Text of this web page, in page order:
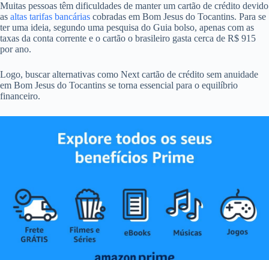
Muitas pessoas têm dificuldades de manter um cartão de crédito devido
as altas tarifas bancárias cobradas em Bom Jesus do Tocantins. Para se
ter uma ideia, segundo uma pesquisa do Guia bolso, apenas com as
taxas da conta corrente e o cartão o brasileiro gasta cerca de R$ 915
por ano.
Logo, buscar alternativas como Next cartão de crédito sem anuidade
em Bom Jesus do Tocantins se torna essencial para o equilíbrio
financeiro.